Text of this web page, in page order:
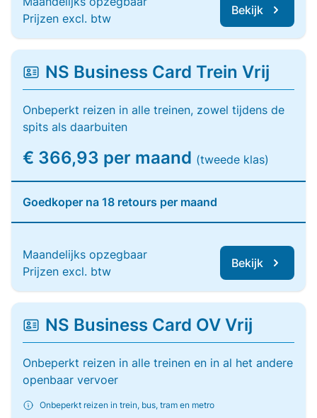
Prijzen excl. btw
Bekijk
NS Business Card Trein Vrij
Onbeperkt reizen in alle treinen, zowel tijdens de
spits als daarbuiten
€ 366,93 per maand (tweede klas)
Goedkoper na 18 retours per maand
Maandelijks opzegbaar
Prijzen excl. btw
Bekijk
NS Business Card OV Vrij
Onbeperkt reizen in alle treinen en in al het andere
openbaar vervoer
Onbeperkt reizen in trein, bus, tram en metro